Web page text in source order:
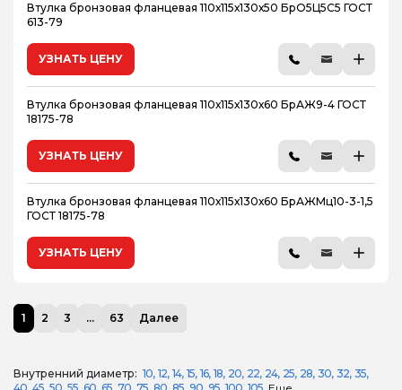
Втулка бронзовая фланцевая 110х115х130х50 БрО5Ц5С5 ГОСТ
613-79
УЗНАТЬ ЦЕНУ
Втулка бронзовая фланцевая 110х115х130х60 БрАЖ9-4 ГОСТ
18175-78
УЗНАТЬ ЦЕНУ
Втулка бронзовая фланцевая 110х115х130х60 БрАЖМц10-3-1,5
ГОСТ 18175-78
УЗНАТЬ ЦЕНУ
1 2 3 ... 63 Далее
Внутренний диаметр: 10 12 14 15 16 18 20 22 24 25 28 30 32 35